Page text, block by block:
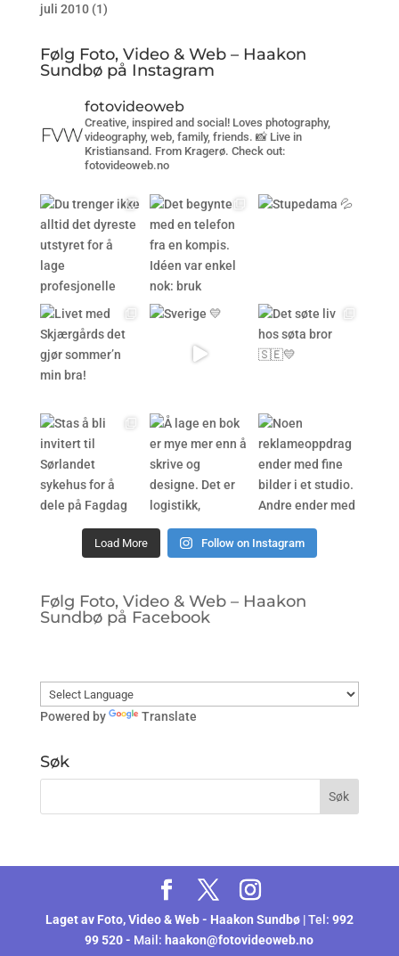
juli 2010(1)
Følg Foto, Video & Web – Haakon
Sundbø på Instagram
fotovideoweb
Creative, inspired and social! Loves photography,
videography, web, family, friends. 📸 Live in
Kristiansand. From Kragerø. Check out:
fotovideoweb.no
Load More Follow on Instagram
Følg Foto, Video & Web – Haakon
Sundbø på Facebook
Powered by Translate
Søk
Laget av Foto, Video & Web - Haakon Sundbø| Tel: 992
99 520 - Mail: haakon@fotovideoweb.no